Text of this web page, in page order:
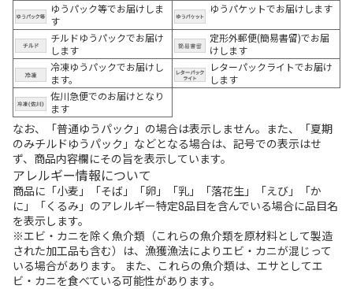
ゆうパック等でお届けしま
す
ゆうパケットでお届けします
チルドゆうパックでお届け
します
定形外郵便(簡易書留)でお届
けします
冷凍ゆうパックでお届けし
ます。
レターパックライトでお届け
します
佐川急便でのお届けとなり
ます
なお、「普通ゆうパック」の場合は表示しません。また、「夏期
のみチルドゆうパック」などとなる場合は、記号での表示はせ
ず、商品内容欄にその旨を表示しています。
アレルギー情報について
商品に「小麦」「そば」「卵」「乳」「落花生」「えび」「か
に」「くるみ」のアレルギー特定8品目を含んでいる場合に品目名
を表示します。
※エビ・カニを除く魚介類（これらの魚介類を原材料として製造
された加工品も含む）は、漁獲漁法によりエビ・カニが混じって
いる場合があります。 また、これらの魚介類は、エサとしてエ
ビ・カニを食べている可能性があります。